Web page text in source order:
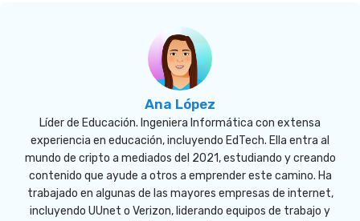
Ana López
Líder de Educación. Ingeniera Informática con extensa
experiencia en educación, incluyendo EdTech. Ella entra al
mundo de cripto a mediados del 2021, estudiando y creando
contenido que ayude a otros a emprender este camino. Ha
trabajado en algunas de las mayores empresas de internet,
incluyendo UUnet o Verizon, liderando equipos de trabajo y